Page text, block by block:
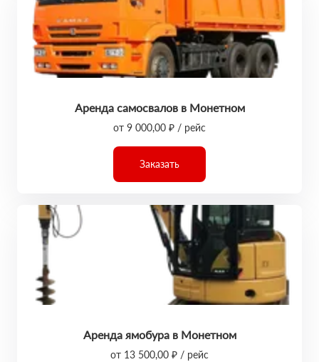
Аренда самосвалов в Монетном
от 9 000,00 ₽ / рейс
Заказать
Аренда ямобура в Монетном
от 13 500,00 ₽ / рейс